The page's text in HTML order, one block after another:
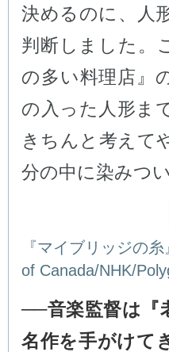
決めるのに、人
判断しました。
の多い料理店』
の入った人形ま
きちんと考えて
分の中に染みつ
『マイブリッジの
of Canada/NHK/
──音楽監督は『
名作を手がけて